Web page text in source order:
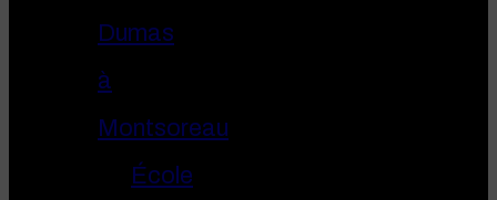
Dumas
à
Montsoreau
École